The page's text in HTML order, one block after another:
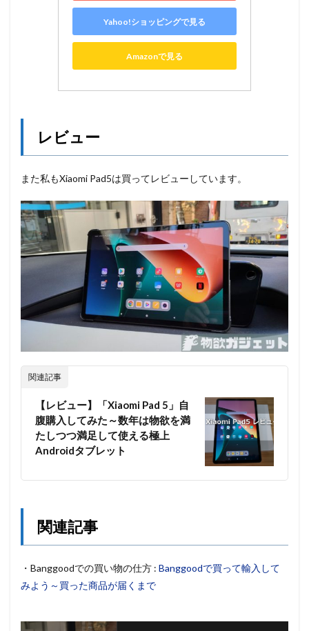
Yahoo!ショッピングで見る
Amazonで見る
レビュー
また私もXiaomi Pad5は買ってレビューしています。
関連記事
【レビュー】「Xiaomi Pad 5」自
腹購入してみた～数年は物欲を満
たしつつ満足して使える極上
Androidタブレット
関連記事
・Banggoodでの買い物の仕方 : Banggoodで買って輸入して
みよう～買った商品が届くまで